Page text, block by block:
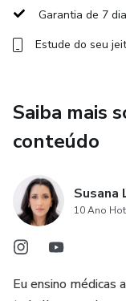
Garantia de 7
Estude do seu
Saiba mais
conteúdo
Susana
10 Ano
Eu ensino médicas